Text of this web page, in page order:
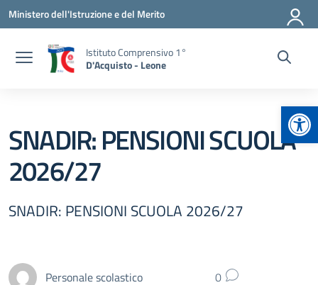
Vai ai contenuti
Vai al menu di navigazione
Vai al footer
Ministero dell'Istruzione e del Merito
Istituto Comprensivo 1°
D'Acquisto - Leone
SNADIR: PENSIONI SCUOLA
2026/27
SNADIR: PENSIONI SCUOLA 2026/27
Personale scolastico 0